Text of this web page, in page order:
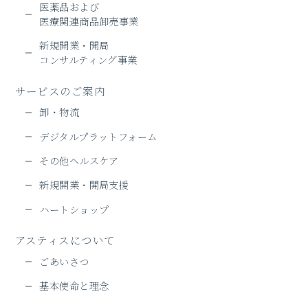
医薬品および
医療関連商品卸売事業
新規開業・開局
コンサルティング事業
サービスのご案内
卸・物流
デジタルプラットフォーム
その他ヘルスケア
新規開業・開局支援
ハートショップ
アスティスについて
ごあいさつ
基本使命と理念